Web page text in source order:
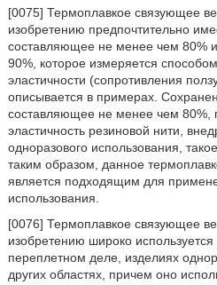
[0075] Термоплавкое связующее
изобретению предпочтительно
составляющее не менее чем 80%
90%, которое измеряется
эластичности (сопротивления
описывается в примерах.
составляющее не менее чем 80%,
эластичность резиновой нити,
одноразового использования,
таким образом, данное
является подходящим для
использования.
[0076] Термоплавкое связующее
изобретению широко используется
переплетном деле, изделиях
других областях, причем оно